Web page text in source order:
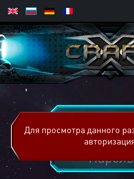
Для просмотра данного